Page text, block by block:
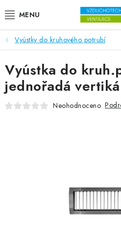
VENTILÁTORY
VZDUCHOTECHNIKA
REKUPERACE
Vyústky do kruhového potrubí
Vyústka do
jednořadá
Neohodnoceno